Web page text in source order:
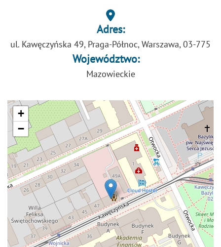
Adres:
ul. Kawęczyńska 49, Praga-Północ, Warszawa, 03-775
Województwo:
Mazowieckie
+
−